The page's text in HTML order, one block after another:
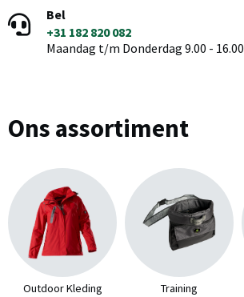
Bel
+31 182 820 082
Maandag t/m Donderdag 9.00 - 16.00
Ons assortiment
Outdoor Kleding Training